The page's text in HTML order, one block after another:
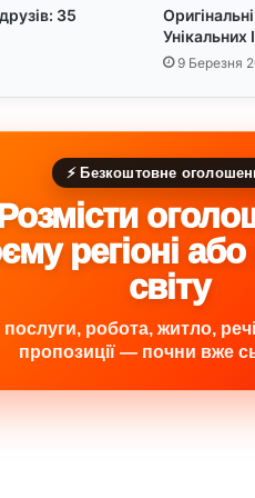
35
Унікальних
9 Березня
⚡ Безкоштовне
регіоні
світу
робота, житло,
пропозиції — почни вже